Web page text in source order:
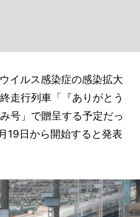
イルス感染症の感染拡大
走行列車「『ありがとう
号」で贈呈する予定だっ
19日から開始すると発表